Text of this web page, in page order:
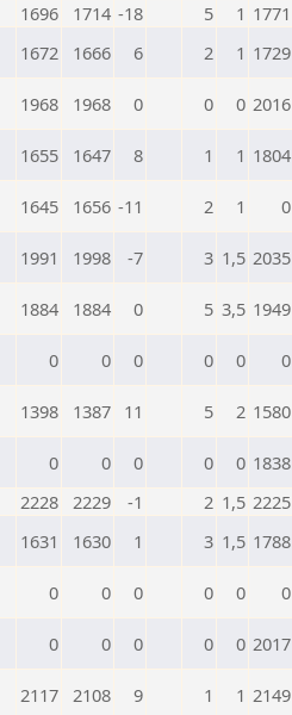
1696 1714 -18 5 1 1771
1672 1666 6 2 1 1729
1968 1968 0 0 0 2016
1655 1647 8 1 1 1804
1645 1656 -11 2 1 0
1991 1998 -7 3 1,5 2035
1884 1884 0 5 3,5 1949
0 0 0 0 0 0
1398 1387 11 5 2 1580
0 0 0 0 0 1838
2228 2229 -1 2 1,5 2225
1631 1630 1 3 1,5 1788
0 0 0 0 0 0
0 0 0 0 0 2017
2117 2108 9 1 1 2149